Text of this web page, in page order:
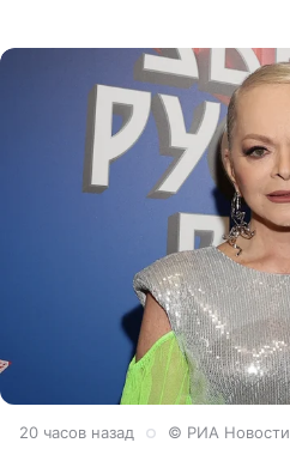
20 часов назад © РИА Новости